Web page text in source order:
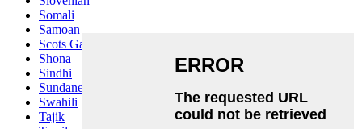
Somali
Samoan
Scots Gaelic
Shona
Sindhi
Sundanese
Swahili
Tajik